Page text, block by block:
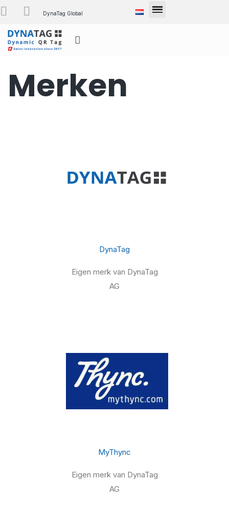
DynaTag Global
Merken
DynaTag
Eigen merk van DynaTag
AG
MyThync
Eigen merk van DynaTag
AG